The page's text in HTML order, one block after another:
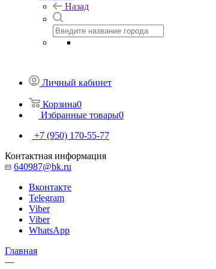
Назад
Личный кабинет
Корзина0
Избранные товары0
+7 (950) 170-55-77
Контактная информация
640987@bk.ru
Вконтакте
Telegram
Viber
Viber
WhatsApp
Главная
—